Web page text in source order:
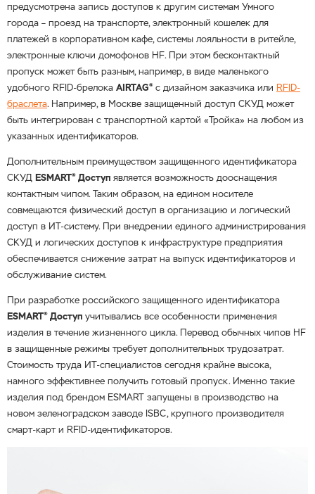
предусмотрена запись доступов к другим системам Умного
города – проезд на транспорте, электронный кошелек для
платежей в корпоративном кафе, системы лояльности в ритейле,
электронные ключи домофонов HF. При этом бесконтактный
пропуск может быть разным, например, в виде маленького
удобного RFID-брелока AIRTAG® c дизайном заказчика или RFID-
браслета. Например, в Москве защищенный доступ СКУД может
быть интегрирован с транспортной картой «Тройка» на любом из
указанных идентификаторов.
Дополнительным преимуществом защищенного идентификатора
СКУД ESMART® Доступ является возможность дооснащения
контактным чипом. Таким образом, на едином носителе
совмещаются физический доступ в организацию и логический
доступ в ИТ-систему. При внедрении единого администрирования
СКУД и логических доступов к инфраструктуре предприятия
обеспечивается снижение затрат на выпуск идентификаторов и
обслуживание систем.
При разработке российского защищенного идентификатора
ESMART® Доступ учитывались все особенности применения
изделия в течение жизненного цикла. Перевод обычных чипов HF
в защищенные режимы требует дополнительных трудозатрат.
Стоимость труда ИТ-специалистов сегодня крайне высока,
намного эффективнее получить готовый пропуск. Именно такие
изделия под брендом ESMART запущены в производство на
новом зеленоградском заводе ISBC, крупного производителя
смарт-карт и RFID-идентификаторов.